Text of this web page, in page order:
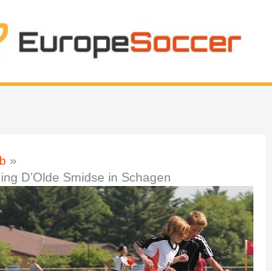
D’Olde Smidse in Schagen